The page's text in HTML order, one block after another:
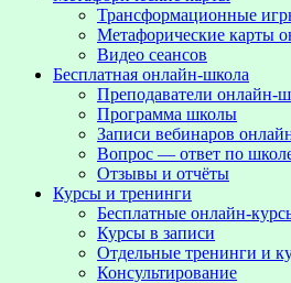
Трансформационные
Метафорические карты
Видео сеансов
Бесплатная онлайн-школа
Преподаватели онлайн-
Программа школы
Записи вебинаров
Вопрос — ответ по
Отзывы и отчёты
Курсы и тренинги
Бесплатные онлайн-
Курсы в записи
Отдельные тренинги и
Консультирование